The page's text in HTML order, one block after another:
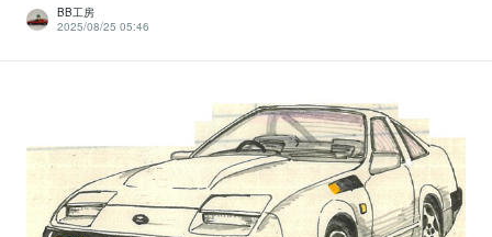
BB工房
2025/08/25 05:46